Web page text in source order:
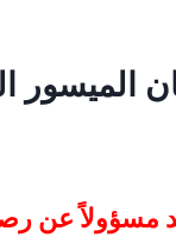
مسؤولاً عن